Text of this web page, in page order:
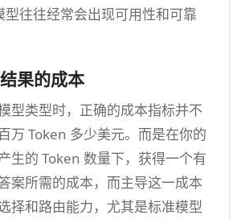
型往往经常会出现可用性和可靠
果的成本
型类型时，正确的成本指标并不
万 Token 多少美元。而是在你的
生的 Token 数量下，获得一个有
案所需的成本，而主导这一成本
择和路由能力，尤其是标准模型